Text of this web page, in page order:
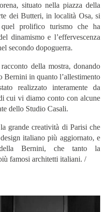
situato nella piazza della
dei Butteri, in località Osa, si
quel prolifico turismo che ha
dinamismo e l’effervescenza
secondo dopoguerra.
della mostra, donando
Bernini in quanto l’allestimento
realizzato interamente da
cui vi diamo conto con alcune
dello Studio Casali.
grande creatività di Parisi che
italiano più aggiornato, e
della Bernini, che tanto la
famosi architetti italiani. /